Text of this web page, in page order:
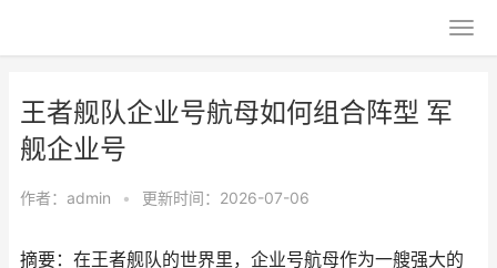
王者舰队企业号航母如何组合阵型 军
舰企业号
作者： admin • 更新时间：2026-07-06
摘要：在王者舰队的世界里，企业号航母作为一艘强大的